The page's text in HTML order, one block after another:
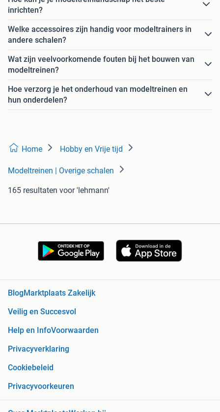
inrichten?
Welke accessoires zijn handig voor modeltrainers in
andere schalen?
Wat zijn veelvoorkomende fouten bij het bouwen van
modeltreinen?
Hoe verzorg je het onderhoud van modeltreinen en
hun onderdelen?
Home Hobby en Vrije tijd
Modeltreinen | Overige schalen
165 resultaten voor 'lehmann'
BlogMarktplaats Zakelijk
Veilig en Succesvol
Help en InfoVoorwaarden
Privacyverklaring
Cookiebeleid
Privacyvoorkeuren